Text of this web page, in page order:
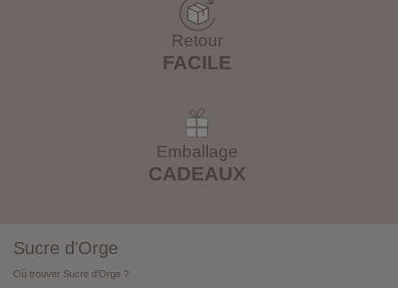
Retour
FACILE
Emballage
CADEAUX
Sucre d'Orge
Où trouver Sucre d'Orge ?